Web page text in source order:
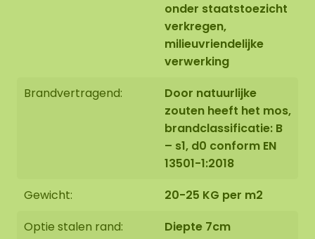
De moscirkels worden met uiterste zorg voor u op
bestelling in Asten (NL) handgemaakt.
U heeft de mogelijkheid om de moscirkel:
1: Af te halen op adres Florapark 14 in Asten
door ons montageteam op te laten hangen.
Mocht dit wenselijk zijn geef dit aan bij het
uitchecken. We nemen dan met u contact op, u
onder staatstoezicht
verkregen,
milieuvriendelijke
verwerking
Brandvertragend:
Door natuurlijke
zouten heeft het mos,
brandclassificatie: B
– s1, d0 conform EN
13501-1:2018
Gewicht:
20-25 KG per m2
Optie stalen rand:
Diepte 7cm